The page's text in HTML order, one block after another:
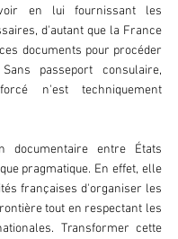
en lui fournissant les
d'autant que la France
documents pour procéder
passeport consulaire,
n'est techniquement
documentaire entre États
pragmatique. En effet, elle
françaises d'organiser les
tout en respectant les
Transformer cette